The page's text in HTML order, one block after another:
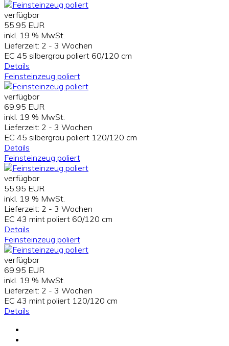
verfügbar
55.95 EUR
inkl. 19 % MwSt.
Lieferzeit: 2 - 3 Wochen
EC 45 silbergrau poliert 60/120 cm
Details
Feinsteinzeug poliert
verfügbar
69.95 EUR
inkl. 19 % MwSt.
Lieferzeit: 2 - 3 Wochen
EC 45 silbergrau poliert 120/120 cm
Details
Feinsteinzeug poliert
verfügbar
55.95 EUR
inkl. 19 % MwSt.
Lieferzeit: 2 - 3 Wochen
EC 43 mint poliert 60/120 cm
Details
Feinsteinzeug poliert
verfügbar
69.95 EUR
inkl. 19 % MwSt.
Lieferzeit: 2 - 3 Wochen
EC 43 mint poliert 120/120 cm
Details